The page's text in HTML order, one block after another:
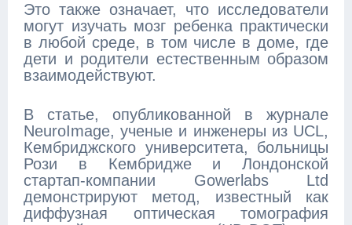
Это также означает, что исследователи
могут изучать мозг ребенка практически
в любой среде, в том числе в доме, где
дети и родители естественным образом
взаимодействуют.
В статье, опубликованной в журнале
NeuroImage, ученые и инженеры из UCL,
Кембриджского университета, больницы
Рози в Кембридже и Лондонской
стартап-компании Gowerlabs Ltd
демонстрируют метод, известный как
диффузная оптическая томография